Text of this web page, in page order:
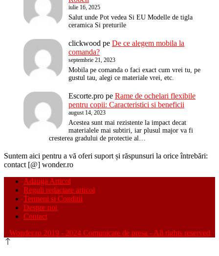
iulie 16, 2025
Salut unde Pot vedea Si EU Modelle de tigla
ceramica Si preturile
clickwood pe De ce alegem mobila la
comanda?
septembrie 21, 2023
Mobila pe comanda o faci exact cum vrei tu, pe
gustul tau, alegi ce materiale vrei, etc.
Escorte.pro pe Rame de ochelari flexibile
pentru copii: Caracteristici si beneficii
august 14, 2023
Acestea sunt mai rezistente la impact decat
materialele mai subtiri, iar plusul major va fi
cresterea gradului de protectie al…
Suntem aici pentru a vă oferi suport și răspunsuri la orice întrebări:
contact [@] wonder.ro
Adauga Articol
Reguli redactare articol
Termeni si Conditii
Despre noi
Contact
Wonder.ro 2019 - 2024 Comunicate de presa - All rights reserved